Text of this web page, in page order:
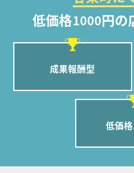
低価格1000円の
成果報酬型
低価